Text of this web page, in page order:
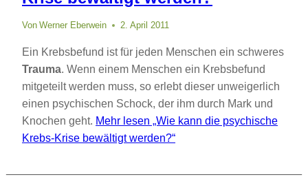
Von Werner Eberwein 2. April 2011
Ein Krebsbefund ist für jeden Menschen ein schweres
Trauma. Wenn einem Menschen ein Krebsbefund
mitgeteilt werden muss, so erlebt dieser unweigerlich
einen psychischen Schock, der ihm durch Mark und
Knochen geht. Mehr lesen „Wie kann die psychische
Krebs-Krise bewältigt werden?“